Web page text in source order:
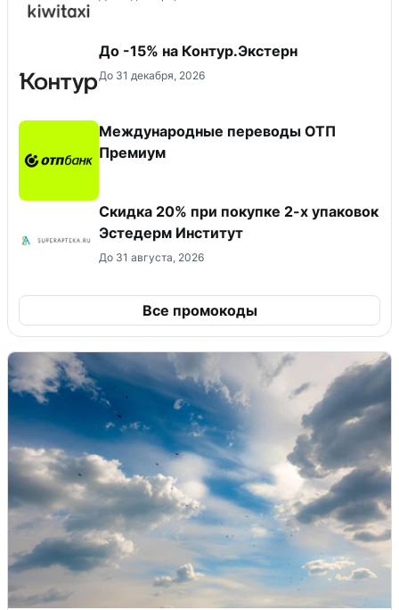
До -15% на Контур.Экстерн
До 31 декабря, 2026
Международные переводы ОТП
Премиум
Скидка 20% при покупке 2-х упаковок
Эстедерм Институт
До 31 августа, 2026
Все промокоды